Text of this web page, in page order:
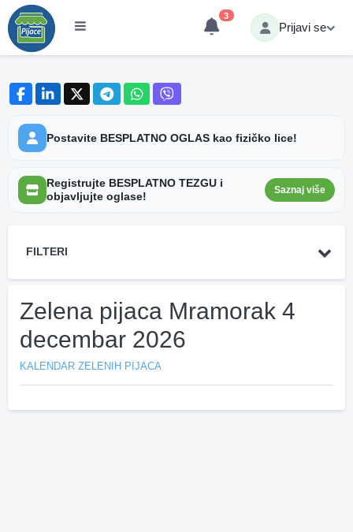
3
Prijavi se
Postavite BESPLATNO OGLAS kao fizičko lice!
Registrujte BESPLATNO TEZGU i
objavljujte oglase!
Saznaj više
FILTERI
Zelena pijaca Mramorak 4
decembar 2026
KALENDAR ZELENIH PIJACA